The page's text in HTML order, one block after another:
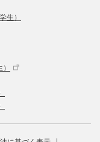
生）